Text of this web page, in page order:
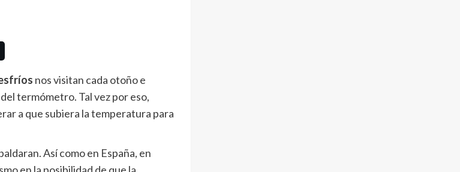
nos visitan cada otoño e
termómetro. Tal vez por eso,
a que subiera la temperatura para
Así como en España, en
en la posibilidad de que la